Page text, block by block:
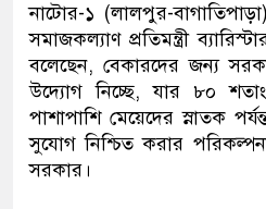
নাটোর-১ (লালপুর-
সমাজকল্যাণ প্রতিমন্ত্রী
বলেছেন, বেকারদের জন্য
উদ্যোগ নিচ্ছে, যার ৮০
পাশাপাশি মেয়েদের স্নাতক
সুযোগ নিশ্চিত করার
সরকার।